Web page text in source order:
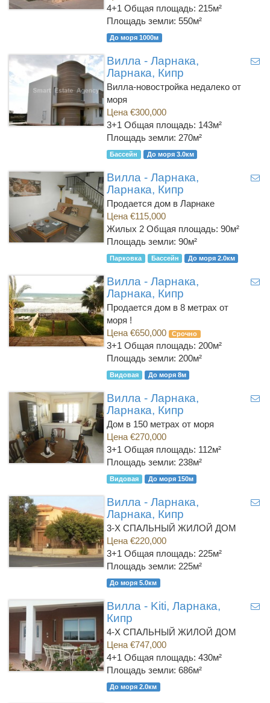
4+1 Общая площадь: 215м²
Площадь земли: 550м²
До моря 1000м
Вилла - Ларнака,
Ларнака, Кипр
Вилла-новостройка недалеко от
моря
Цена €300,000
3+1 Общая площадь: 143м²
Площадь земли: 270м²
Бассейн До моря 3.0км
Вилла - Ларнака,
Ларнака, Кипр
Продается дом в Ларнаке
Цена €115,000
Жилых 2 Общая площадь: 90м²
Площадь земли: 90м²
Парковка Бассейн До моря 2.0км
Вилла - Ларнака,
Ларнака, Кипр
Продается дом в 8 метрах от
моря !
Цена €650,000
Срочно
3+1 Общая площадь: 200м²
Площадь земли: 200м²
Видовая До моря 8м
Вилла - Ларнака,
Ларнака, Кипр
Дом в 150 метрах от моря
Цена €270,000
3+1 Общая площадь: 112м²
Площадь земли: 238м²
Видовая До моря 150м
Вилла - Ларнака,
Ларнака, Кипр
3-Х СПАЛЬНЫЙ ЖИЛОЙ ДОМ
Цена €220,000
3+1 Общая площадь: 225м²
Площадь земли: 225м²
До моря 5.0км
Вилла - Kiti, Ларнака,
Кипр
4-Х СПАЛЬНЫЙ ЖИЛОЙ ДОМ
Цена €747,000
4+1 Общая площадь: 430м²
Площадь земли: 686м²
До моря 2.0км